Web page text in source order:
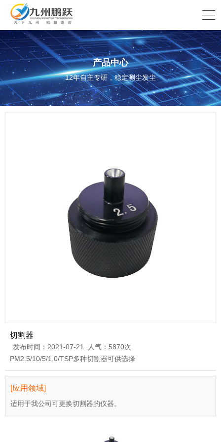
产品中心
12年自主专研，稳定测尘发尘
切割器
发布时间：2021-07-21 人气：5870次
PM2.5/10/5/1.0/TSP多种切割器可供选择
[应用领域]
适用于我公司可更换切割器的仪器。